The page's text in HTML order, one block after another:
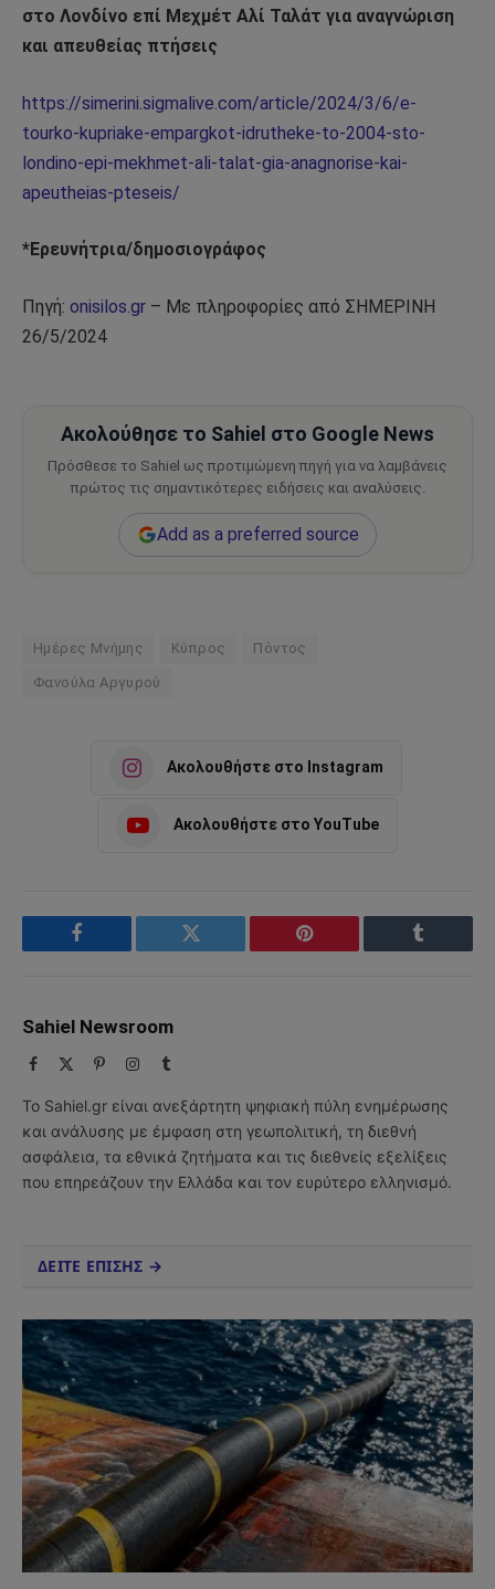
στο Λονδίνο επί Μεχμέτ Αλί Ταλάτ για αναγνώριση
και απευθείας πτήσεις
https://simerini.sigmalive.com/article/2024/3/6/e-
tourko-kupriake-empargkot-idrutheke-to-2004-sto-
londino-epi-mekhmet-ali-talat-gia-anagnorise-kai-
apeutheias-pteseis/
*Ερευνήτρια/δημοσιογράφος
Πηγή: onisilos.gr – Με πληροφορίες από ΣΗΜΕΡΙΝΗ
26/5/2024
Ακολούθησε το Sahiel στο Google News
Πρόσθεσε το Sahiel ως προτιμώμενη πηγή για να λαμβάνεις
πρώτος τις σημαντικότερες ειδήσεις και αναλύσεις.
Add as a preferred source
Ημέρες Μνήμης Κύπρος Πόντος
Φανούλα Αργυρού
Ακολουθήστε στο Instagram
Ακολουθήστε στο YouTube
Facebook Twitter Pinterest Tumblr
Sahiel Newsroom
Facebook PinterestInstagram
Tumblr
Το Sahiel.gr είναι ανεξάρτητη ψηφιακή πύλη ενημέρωσης
και ανάλυσης με έμφαση στη γεωπολιτική, τη διεθνή
ασφάλεια, τα εθνικά ζητήματα και τις διεθνείς εξελίξεις
που επηρεάζουν την Ελλάδα και τον ευρύτερο ελληνισμό.
ΔΕΙΤΕ ΕΠΙΣΗΣ →